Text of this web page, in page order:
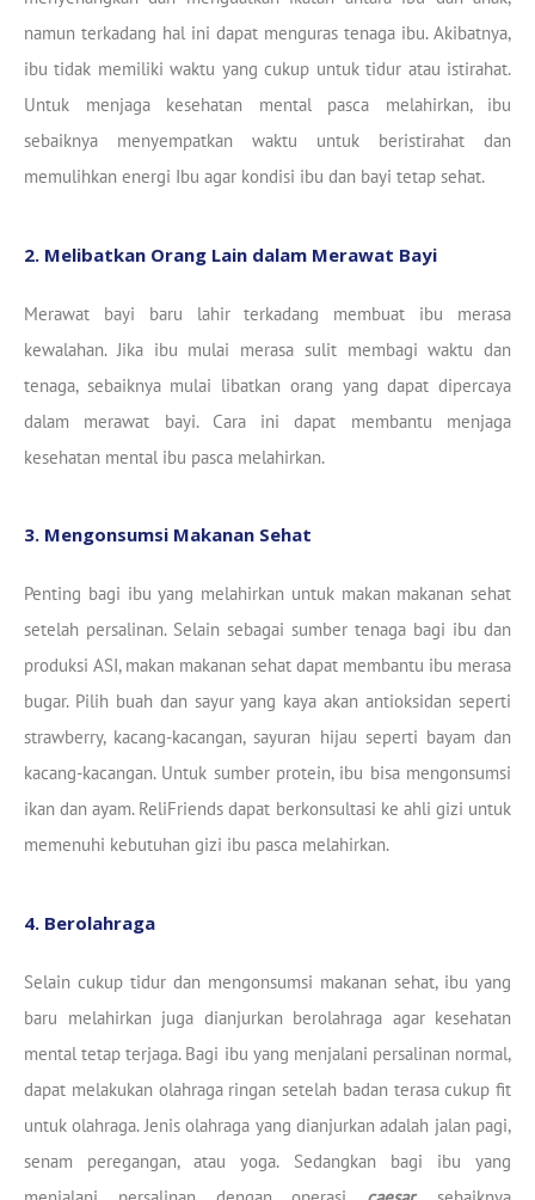
namun terkadang hal ini dapat menguras tenaga ibu. Akibatnya,
ibu tidak memiliki waktu yang cukup untuk tidur atau istirahat.
Untuk menjaga kesehatan mental pasca melahirkan, ibu
sebaiknya menyempatkan waktu untuk beristirahat dan
memulihkan energi Ibu agar kondisi ibu dan bayi tetap sehat.
2. Melibatkan Orang Lain dalam Merawat Bayi
Merawat bayi baru lahir terkadang membuat ibu merasa
kewalahan. Jika ibu mulai merasa sulit membagi waktu dan
tenaga, sebaiknya mulai libatkan orang yang dapat dipercaya
dalam merawat bayi. Cara ini dapat membantu menjaga
kesehatan mental ibu pasca melahirkan.
3. Mengonsumsi Makanan Sehat
Penting bagi ibu yang melahirkan untuk makan makanan sehat
setelah persalinan. Selain sebagai sumber tenaga bagi ibu dan
produksi ASI, makan makanan sehat dapat membantu ibu merasa
bugar. Pilih buah dan sayur yang kaya akan antioksidan seperti
strawberry, kacang-kacangan, sayuran hijau seperti bayam dan
kacang-kacangan. Untuk sumber protein, ibu bisa mengonsumsi
ikan dan ayam. ReliFriends dapat berkonsultasi ke ahli gizi untuk
memenuhi kebutuhan gizi ibu pasca melahirkan.
4. Berolahraga
Selain cukup tidur dan mengonsumsi makanan sehat, ibu yang
baru melahirkan juga dianjurkan berolahraga agar kesehatan
mental tetap terjaga. Bagi ibu yang menjalani persalinan normal,
dapat melakukan olahraga ringan setelah badan terasa cukup fit
untuk olahraga. Jenis olahraga yang dianjurkan adalah jalan pagi,
senam peregangan, atau yoga. Sedangkan bagi ibu yang